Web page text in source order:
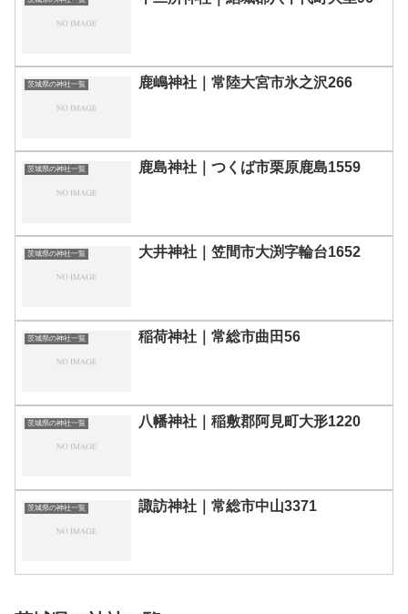
茨城県の神社一覧 鹿嶋神社｜常陸大宮市氷之沢266
茨城県の神社一覧 鹿島神社｜つくば市栗原鹿島1559
茨城県の神社一覧 大井神社｜笠間市大渕字輪台1652
茨城県の神社一覧 稲荷神社｜常総市曲田56
茨城県の神社一覧 八幡神社｜稲敷郡阿見町大形1220
茨城県の神社一覧 諏訪神社｜常総市中山3371